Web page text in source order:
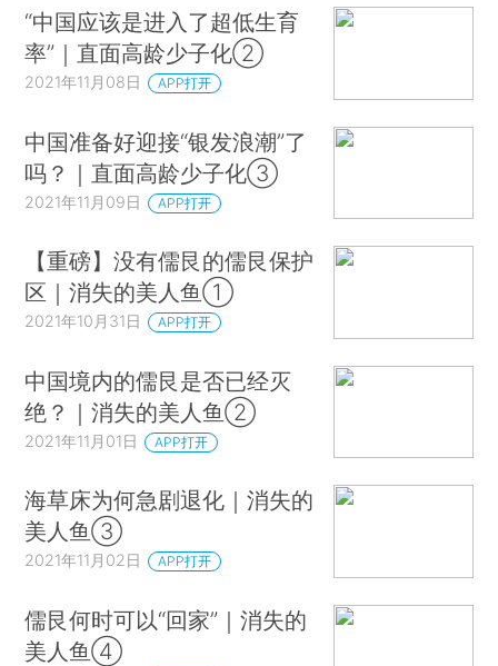
“中国应该是进入了超低生育
率”｜直面高龄少子化②
2021年11月08日 APP打开
中国准备好迎接“银发浪潮”了
吗？｜直面高龄少子化③
2021年11月09日 APP打开
【重磅】没有儒艮的儒艮保护
区｜消失的美人鱼①
2021年10月31日 APP打开
中国境内的儒艮是否已经灭
绝？｜消失的美人鱼②
2021年11月01日 APP打开
海草床为何急剧退化｜消失的
美人鱼③
2021年11月02日 APP打开
儒艮何时可以“回家”｜消失的
美人鱼④